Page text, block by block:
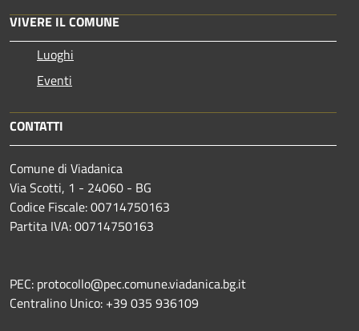
VIVERE IL COMUNE
Luoghi
Eventi
CONTATTI
Comune di Viadanica
Via Scotti, 1 - 24060 - BG
Codice Fiscale: 00714750163
Partita IVA: 00714750163
PEC: protocollo@pec.comune.viadanica.bg.it
Centralino Unico: +39 035 936109